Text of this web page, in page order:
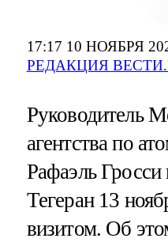
17:17 10 НОЯБРЯ
РЕДАКЦИЯ
Руководитель
агентства по
Рафаэль Гросси
Тегеран 13
визитом. Об